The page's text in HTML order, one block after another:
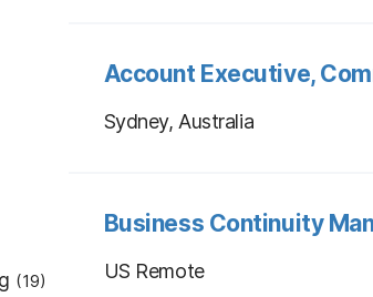
Account Executive,
Sydney, Australia
Business Continuity
US Remote